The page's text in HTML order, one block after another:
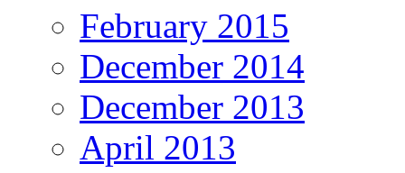
February 2015
December 2014
December 2013
April 2013